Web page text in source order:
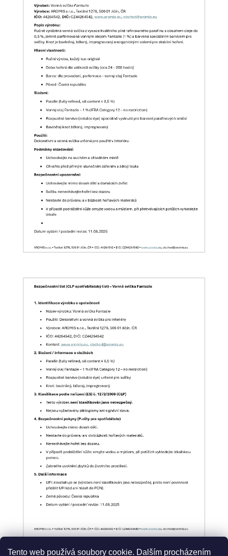
Tento web používá soubory cookie. Dalším procházením